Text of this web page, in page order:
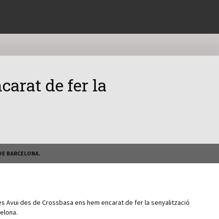
de fer la
BARCELONA.
Avui des de Crossbasa ens hem encarat de fer la senyalització